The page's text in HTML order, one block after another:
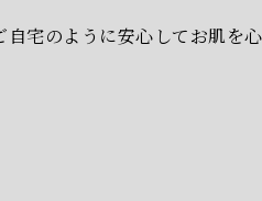
宅のように安心してお肌を